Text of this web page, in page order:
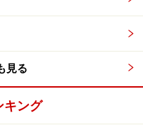
見る
キング